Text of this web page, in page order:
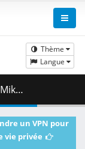
Thème
Langue
MB )
un VPN pour
vie privée